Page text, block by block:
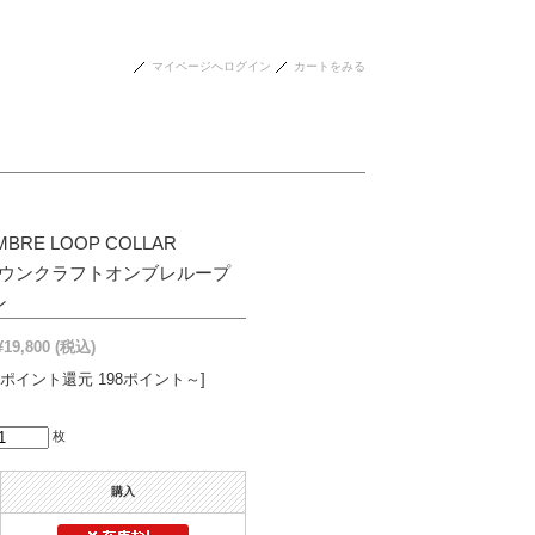
マイページへログイン カートをみる
LOOP COLLAR
ンクラフトオンブレループ
(税込)
イント還元 198ポイント～]
枚
購入